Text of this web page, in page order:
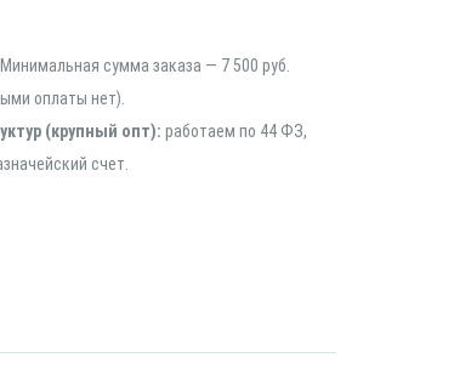
сумма заказа — 7 500 руб.
оплаты нет).
(крупный опт): работаем по 44 ФЗ,
счет.